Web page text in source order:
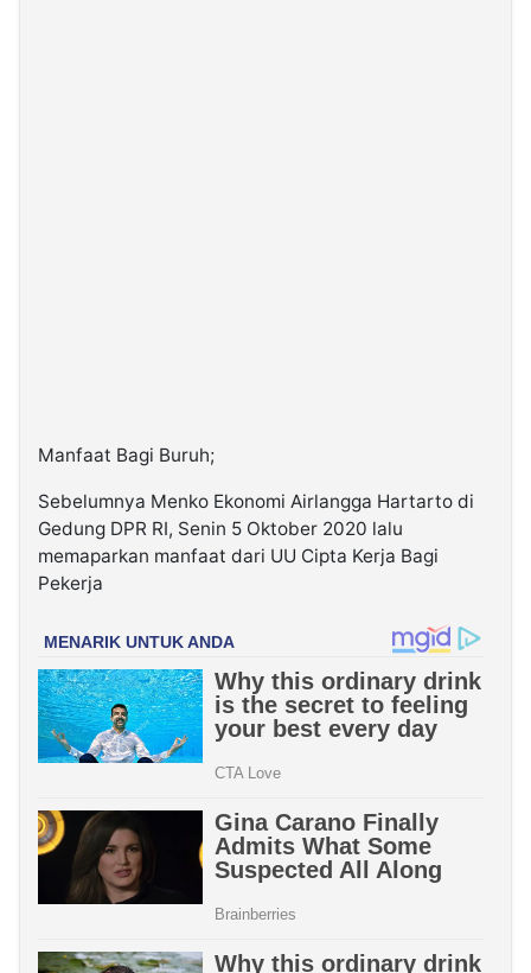
Manfaat Bagi Buruh;
Sebelumnya Menko Ekonomi Airlangga Hartarto di
Gedung DPR RI, Senin 5 Oktober 2020 lalu
memaparkan manfaat dari UU Cipta Kerja Bagi
Pekerja